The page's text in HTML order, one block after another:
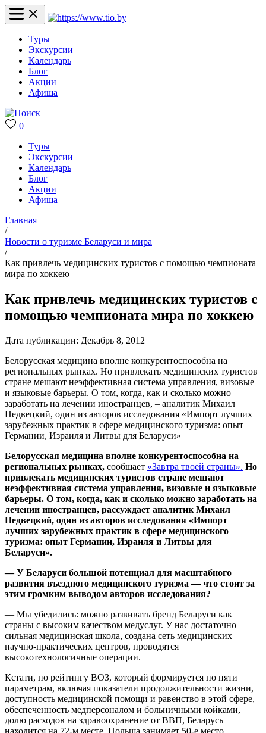
Туры
Экскурсии
Календарь
Блог
Акции
Афиша
0
Туры
Экскурсии
Календарь
Блог
Акции
Афиша
Главная
/
Новости о туризме Беларуси и мира
/
Как привлечь медицинских туристов с помощью чемпионата
мира по хоккею
Как привлечь медицинских туристов с
помощью чемпионата мира по хоккею
Дата публикации: Декабрь 8, 2012
Белорусская медицина вполне конкурентоспособна на
региональных рынках. Но привлекать медицинских туристов
стране мешают неэффективная система управления, визовые
и языковые барьеры. О том, когда, как и сколько можно
заработать на лечении иностранцев, – аналитик Михаил
Недвецкий, один из авторов исследования «Импорт лучших
зарубежных практик в сфере медицинского туризма: опыт
Германии, Израиля и Литвы для Беларуси»
Белорусская медицина вполне конкурентоспособна на
региональных рынках, сообщает «Завтра твоей страны». Но
привлекать медицинских туристов стране мешают
неэффективная система управления, визовые и языковые
барьеры. О том, когда, как и сколько можно заработать на
лечении иностранцев, рассуждает аналитик Михаил
Недвецкий, один из авторов исследования «Импорт
лучших зарубежных практик в сфере медицинского
туризма: опыт Германии, Израиля и Литвы для
Беларуси».
— У Беларуси большой потенциал для масштабного
развития въездного медицинского туризма — что стоит за
этим громким выводом авторов исследования?
— Мы убедились: можно развивать бренд Беларуси как
страны с высоким качеством медуслуг. У нас достаточно
сильная медицинская школа, создана сеть медицинских
научно-практических центров, проводятся
высокотехнологичные операции.
Кстати, по рейтингу ВОЗ, который формируется по пяти
параметрам, включая показатели продолжительности жизни,
доступность медицинской помощи и равенство в этой сфере,
обеспеченность медперсоналом и больничными койками,
долю расходов на здравоохранение от ВВП, Беларусь
находится на 72-м месте. Польша занимает 50-е место,